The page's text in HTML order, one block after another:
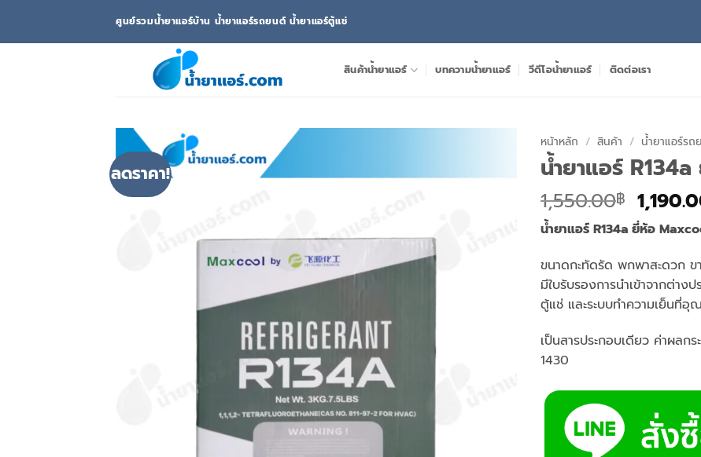
ยัง
ศูนย์รวมน้ำยาแอร์บ้าน น้ำยาแอร์รถยนต์ น้ำยาแอร์ตู้แช่
สินค้าน้ำยาแอร์ บทความน้ำยาแอร์ วีดีโอน้ำยาแอร์ ติดต่อเรา
ลดราคา!
หน้าหลัก / สินค้า / น้ำยาแอร์ร
น้ำยาแอร์
1,550.00฿
price
was:
น้ำยาแอร์ R134a ยี่ห้อ
ขนาดกะทัดรัด พกพาสะดวก
มีใบรับรองการนำเข้าจากต่าง
ตู้แช่ และระบบทำความเย็นที่
เป็นสารประกอบเดียว ค่าผลกร
1430